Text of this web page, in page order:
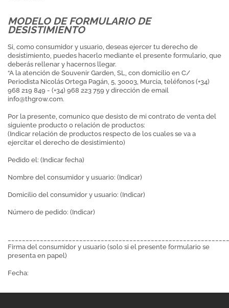
MODELO DE FORMULARIO DE
DESISTIMIENTO
Si, como consumidor y usuario, deseas ejercer tu derecho de
desistimiento, puedes hacerlo mediante el presente formulario, que
deberás rellenar y hacernos llegar.
“A la atención de Souvenir Garden, SL, con domicilio en C/
Periodista Nicolás Ortega Pagán, 5, 30003, Murcia, teléfonos (+34)
968 219 849 - (+34) 968 223 759 y dirección de email
info@thgrow.com.
Por la presente, comunico que desisto de mi contrato de venta del
siguiente producto o relación de productos:
(Indicar relación de productos respecto de los cuales se va a
ejercitar el derecho de desistimiento)
Pedido el: (Indicar fecha)
Nombre del consumidor y usuario: (Indicar)
Domicilio del consumidor y usuario: (Indicar)
Número de pedido: (Indicar)
Firma del consumidor y usuario (solo si el presente formulario se
presenta en papel)
Fecha: